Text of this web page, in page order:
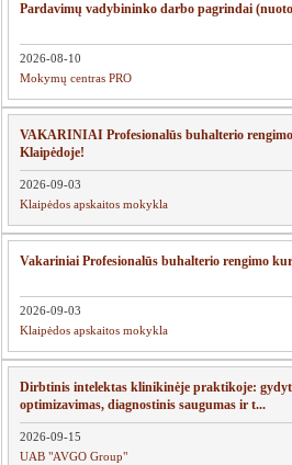
Pardavimų vadybininko darbo pagrindai
2026-08-10
Mokymų centras PRO
VAKARINIAI Profesionalūs buhalterio
Klaipėdoje!
2026-09-03
Klaipėdos apskaitos mokykla
Vakariniai Profesionalūs buhalterio rengimo
2026-09-03
Klaipėdos apskaitos mokykla
Dirbtinis intelektas klinikinėje praktikoje:
optimizavimas, diagnostinis saugumas ir t...
2026-09-15
UAB "AVGO Group"